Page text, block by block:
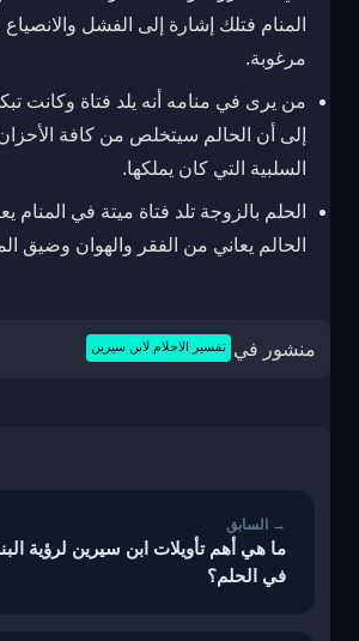
المنام فتلك إشارة إلى الفشل والانصياع
مرغوبة.
من يرى في منامه أنه يلد فتاة وكانت
إلى أن الحالم سيتخلص من كافة الأحزان
السلبية التي كان يملكها.
الحلم بالزوجة تلد فتاة ميتة في المنام
الحالم يعاني من الفقر والهوان وضيق
منشور في تفسير الاحلام لابن سيرين
ما هي أهم تأويلات ابن سيرين لرؤية
في الحلم؟